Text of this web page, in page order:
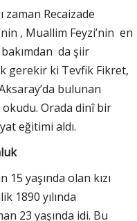
zaman Recaizade
, Muallim Feyzi’nin en
da şiir
gerekir ki Tevfik Fikret,
bulunan
Orada dinî bir
eğitimi aldı.
15 yaşında olan kızı
1890 yılında
23 yaşında idi. Bu